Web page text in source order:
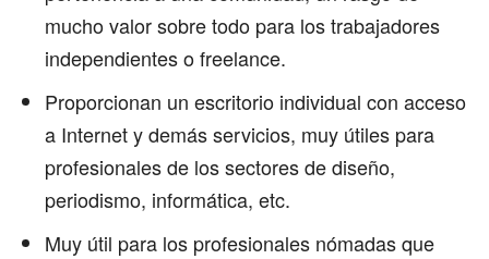
mucho valor sobre todo para los trabajadores
independientes o freelance.
Proporcionan un escritorio individual con acceso
a Internet y demás servicios, muy útiles para
profesionales de los sectores de diseño,
periodismo, informática, etc.
Muy útil para los profesionales nómadas que